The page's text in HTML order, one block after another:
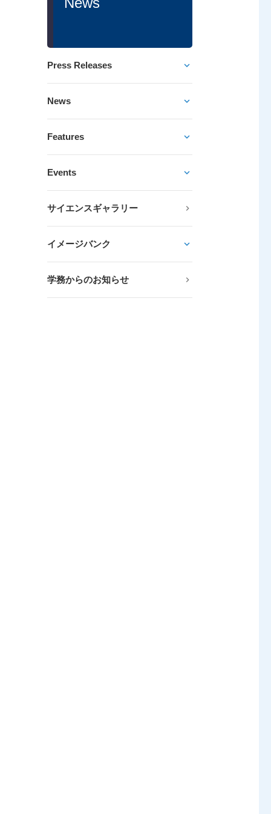
Press Releases
News
Features
Events
サイエンスギャラリー
イメージバンク
学務からのお知らせ